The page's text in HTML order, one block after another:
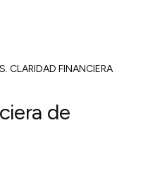
CLARIDAD FINANCIERA
de